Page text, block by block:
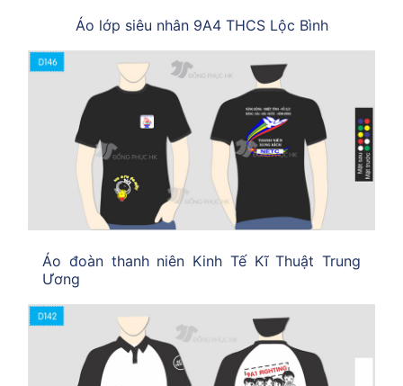
Áo lớp siêu nhân 9A4 THCS Lộc Bình
Áo đoàn thanh niên Kinh Tế Kĩ Thuật Trung
Ương